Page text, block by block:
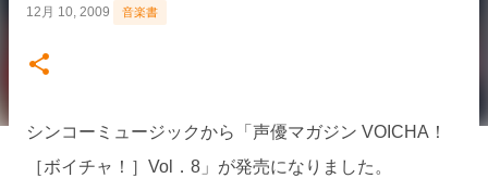
12月 10, 2009 音楽書
シンコーミュージックから「声優マガジン VOICHA！
［ボイチャ！］Vol．8」が発売になりました。